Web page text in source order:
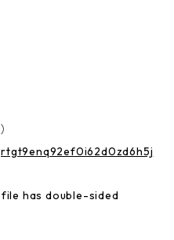
file has double-sided